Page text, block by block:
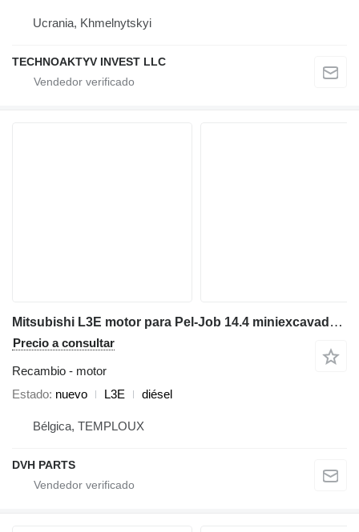
Ucrania, Khmelnytskyi
TECHNOAKTYV INVEST LLC
Mitsubishi L3E motor para Pel-Job 14.4 miniexcavadora
Precio a consultar
Recambio - motor
Estado nuevo L3E diésel
Bélgica, TEMPLOUX
DVH PARTS